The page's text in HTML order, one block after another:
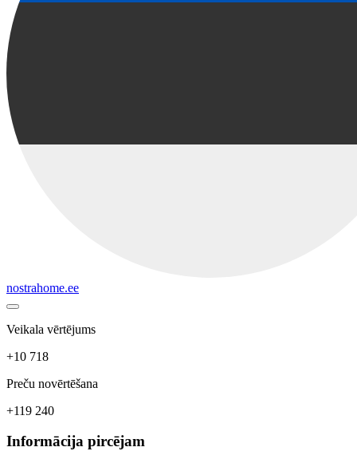
nostrahome.ee
Veikala vērtējums
+10 718
Preču novērtēšana
+119 240
Informācija pircējam